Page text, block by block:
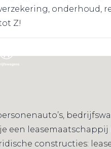
onderhoud,
Z!
een
constructies: